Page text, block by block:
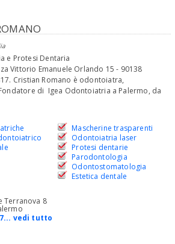
e Protesi Dentaria
Vittorio Emanuele Orlando 15 - 90138
Cristian Romano è odontoiatra,
di Igea Odontoiatria a Palermo, da
Mascherine trasparenti
Odontoiatria laser
Protesi dentarie
Parodontologia
Odontostomatologia
Estetica dentale
Terranova 8
vedi tutto